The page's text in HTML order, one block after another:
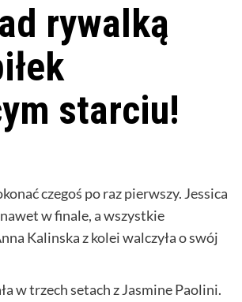
rywalką
starciu!
czegoś po raz pierwszy. Jessica
w finale, a wszystkie
Kalinska z kolei walczyła o swój
w trzech setach z Jasmine Paolini.